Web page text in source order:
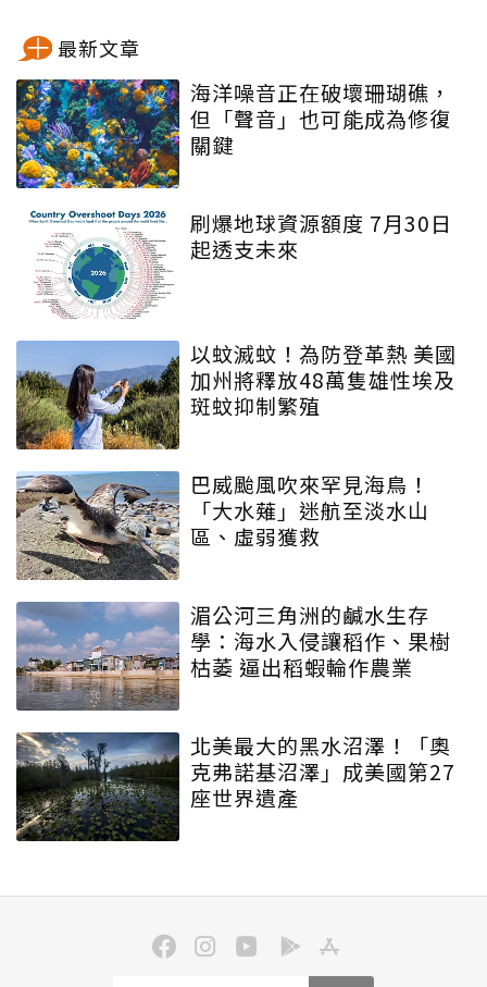
最新文章
海洋噪音正在破壞珊瑚礁，
但「聲音」也可能成為修復
關鍵
刷爆地球資源額度 7月30日
起透支未來
以蚊滅蚊！為防登革熱 美國
加州將釋放48萬隻雄性埃及
斑蚊抑制繁殖
巴威颱風吹來罕見海鳥！
「大水薙」迷航至淡水山
區、虛弱獲救
湄公河三角洲的鹹水生存
學：海水入侵讓稻作、果樹
枯萎 逼出稻蝦輪作農業
北美最大的黑水沼澤！「奧
克弗諾基沼澤」成美國第27
座世界遺產